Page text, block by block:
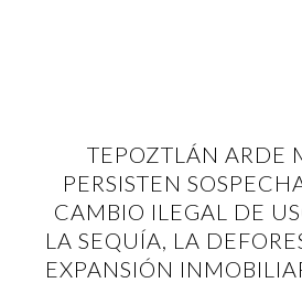
TEPOZTLÁN ARDE
PERSISTEN
CAMBIO ILEGAL DE
LA SEQUÍA, LA
EXPANSIÓN